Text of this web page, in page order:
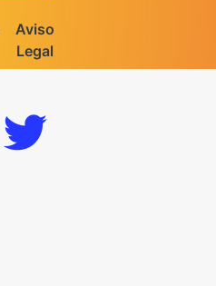
Aviso
Legal